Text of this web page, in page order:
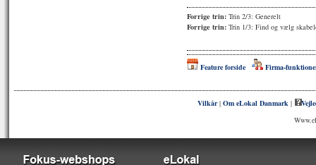
Forrige trin: Trin 2/3: Generelt
Forrige trin: Trin 1/3: Find og vælg
Feature forside Firma-
Vilkår|Om eLokal Danmark |